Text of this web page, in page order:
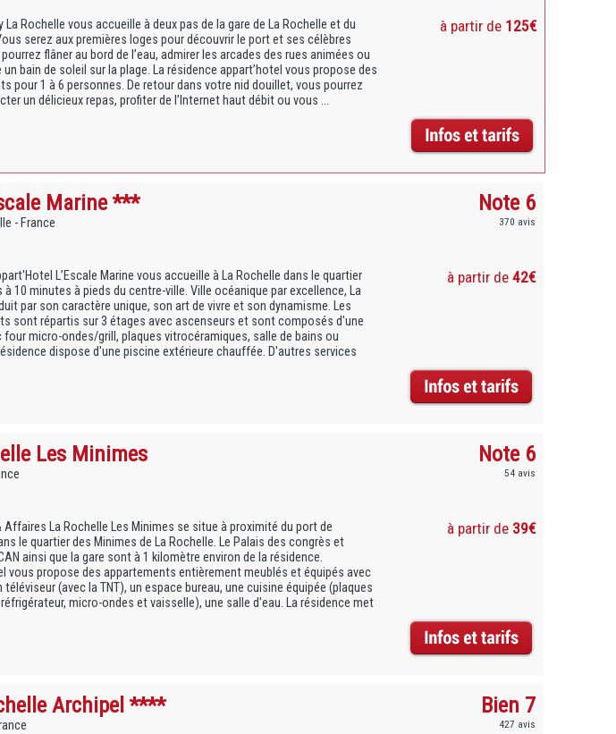
La Rochelle vous accueille à deux pas de la gare de La Rochelle et du
serez aux premières loges pour découvrir le port et ses célèbres
flâner au bord de l’eau, admirer les arcades des rues animées ou
un bain de soleil sur la plage. La résidence appart’hotel vous propose des
pour 1 à 6 personnes. De retour dans votre nid douillet, vous pourrez
un délicieux repas, profiter de l’Internet haut débit ou vous ...
à partir de 125€
Marine ***
- France
Note 6
370 avis
L’Escale Marine vous accueille à La Rochelle dans le quartier
à 10 minutes à pieds du centre-ville. Ville océanique par excellence, La
par son caractère unique, son art de vivre et son dynamisme. Les
sont répartis sur 3 étages avec ascenseurs et sont composés d'une
four micro-ondes/grill, plaques vitrocéramiques, salle de bains ou
dispose d'une piscine extérieure chauffée. D'autres services
à partir de42€
Les Minimes Note 6
54 avis
Affaires La Rochelle Les Minimes se situe à proximité du port de
le quartier des Minimes de La Rochelle. Le Palais des congrès et
ainsi que la gare sont à 1 kilomètre environ de la résidence.
vous propose des appartements entièrement meublés et équipés avec
téléviseur (avec la TNT), un espace bureau, une cuisine équipée (plaques
micro-ondes et vaisselle), une salle d'eau. La résidence met
à partir de 39€
Archipel **** Bien 7
427 avis